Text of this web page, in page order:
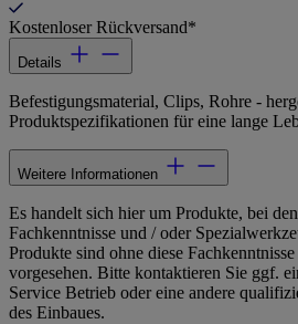
Kostenloser Rückversand*
Details
Befestigungsmaterial, Clips, Rohre -
Produktspezifikationen für eine lange
Weitere Informationen
Es handelt sich hier um Produkte, bei
Fachkenntnisse und / oder
Produkte sind ohne diese
vorgesehen. Bitte kontaktieren Sie ggf.
Service Betrieb oder eine andere
des Einbaues.